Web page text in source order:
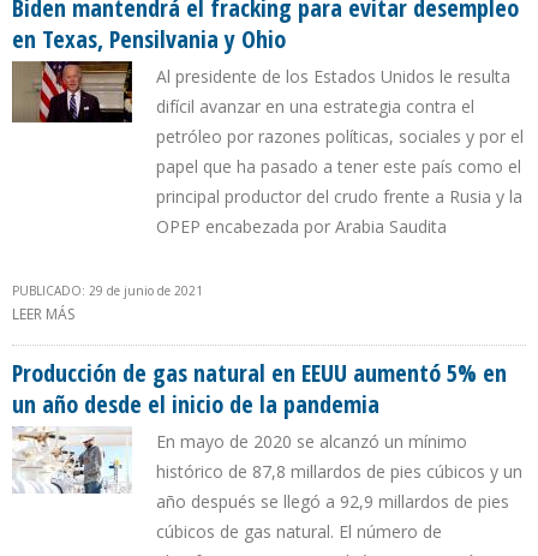
Biden mantendrá el fracking para evitar desempleo
en Texas, Pensilvania y Ohio
Al presidente de los Estados Unidos le resulta
difícil avanzar en una estrategia contra el
petróleo por razones políticas, sociales y por el
papel que ha pasado a tener este país como el
principal productor del crudo frente a Rusia y la
OPEP encabezada por Arabia Saudita
PUBLICADO: 29 de junio de 2021
LEER MÁS
Producción de gas natural en EEUU aumentó 5% en
un año desde el inicio de la pandemia
En mayo de 2020 se alcanzó un mínimo
histórico de 87,8 millardos de pies cúbicos y un
año después se llegó a 92,9 millardos de pies
cúbicos de gas natural. El número de